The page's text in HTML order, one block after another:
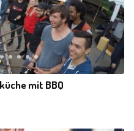
mit BBQ